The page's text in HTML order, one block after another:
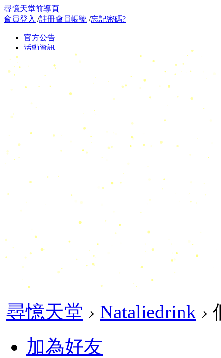
尋憶天堂前導頁|
會員登入 /註冊會員帳號 /忘記密碼?
尋憶天堂 › Nataliedrink ›
加為好友